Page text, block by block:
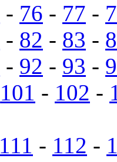
- 76 - 77 -
- 82 - 83 -
- 92 - 93 -
101 - 102 -
111 - 112 -